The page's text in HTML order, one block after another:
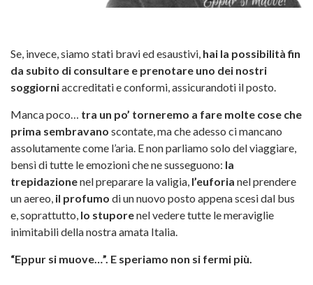
Se, invece, siamo stati bravi ed esaustivi, hai la possibilità fin
da subito di consultare e prenotare uno dei nostri
soggiorniaccreditati e conformi, assicurandoti il posto.
Manca poco… tra un po’ torneremo a fare molte cose che
prima sembravano scontate,ma che adesso ci mancano
assolutamente come l’aria. E non parliamo solo del viaggiare,
bensì di tutte le emozioni che ne susseguono: la
trepidazionenel preparare la valigia, l’euforia nel prendere
un aereo, il profumo di un nuovo posto appena scesi dal bus
e, soprattutto, lo stuporenel vedere tutte le meraviglie
inimitabili della nostra amata Italia.
“Eppur si muove…”. E speriamo non si fermi più.